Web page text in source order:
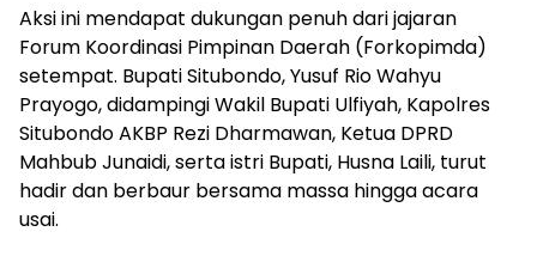
Aksi ini mendapat dukungan penuh dari jajaran
Forum Koordinasi Pimpinan Daerah (Forkopimda)
setempat. Bupati Situbondo, Yusuf Rio Wahyu
Prayogo, didampingi Wakil Bupati Ulfiyah, Kapolres
Situbondo AKBP Rezi Dharmawan, Ketua DPRD
Mahbub Junaidi, serta istri Bupati, Husna Laili, turut
hadir dan berbaur bersama massa hingga acara
usai.